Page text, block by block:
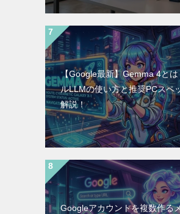
【Google最新】Gemma 4と
ルLLMの使い方と推奨PCスペ
解説！
Googleアカウントを複数作る